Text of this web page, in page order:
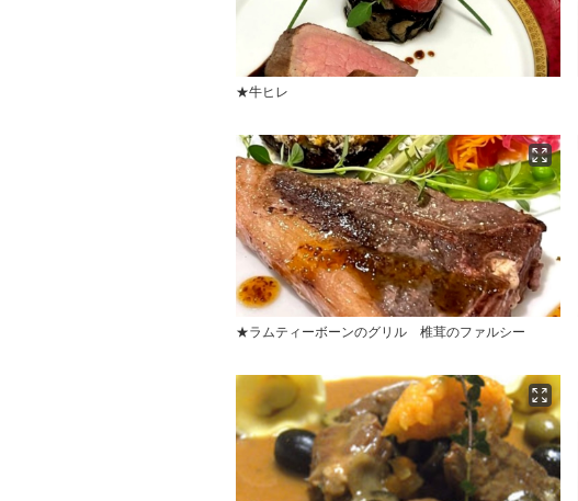
★牛ヒレ
★ラムティーボーンのグリル 椎茸のファルシー